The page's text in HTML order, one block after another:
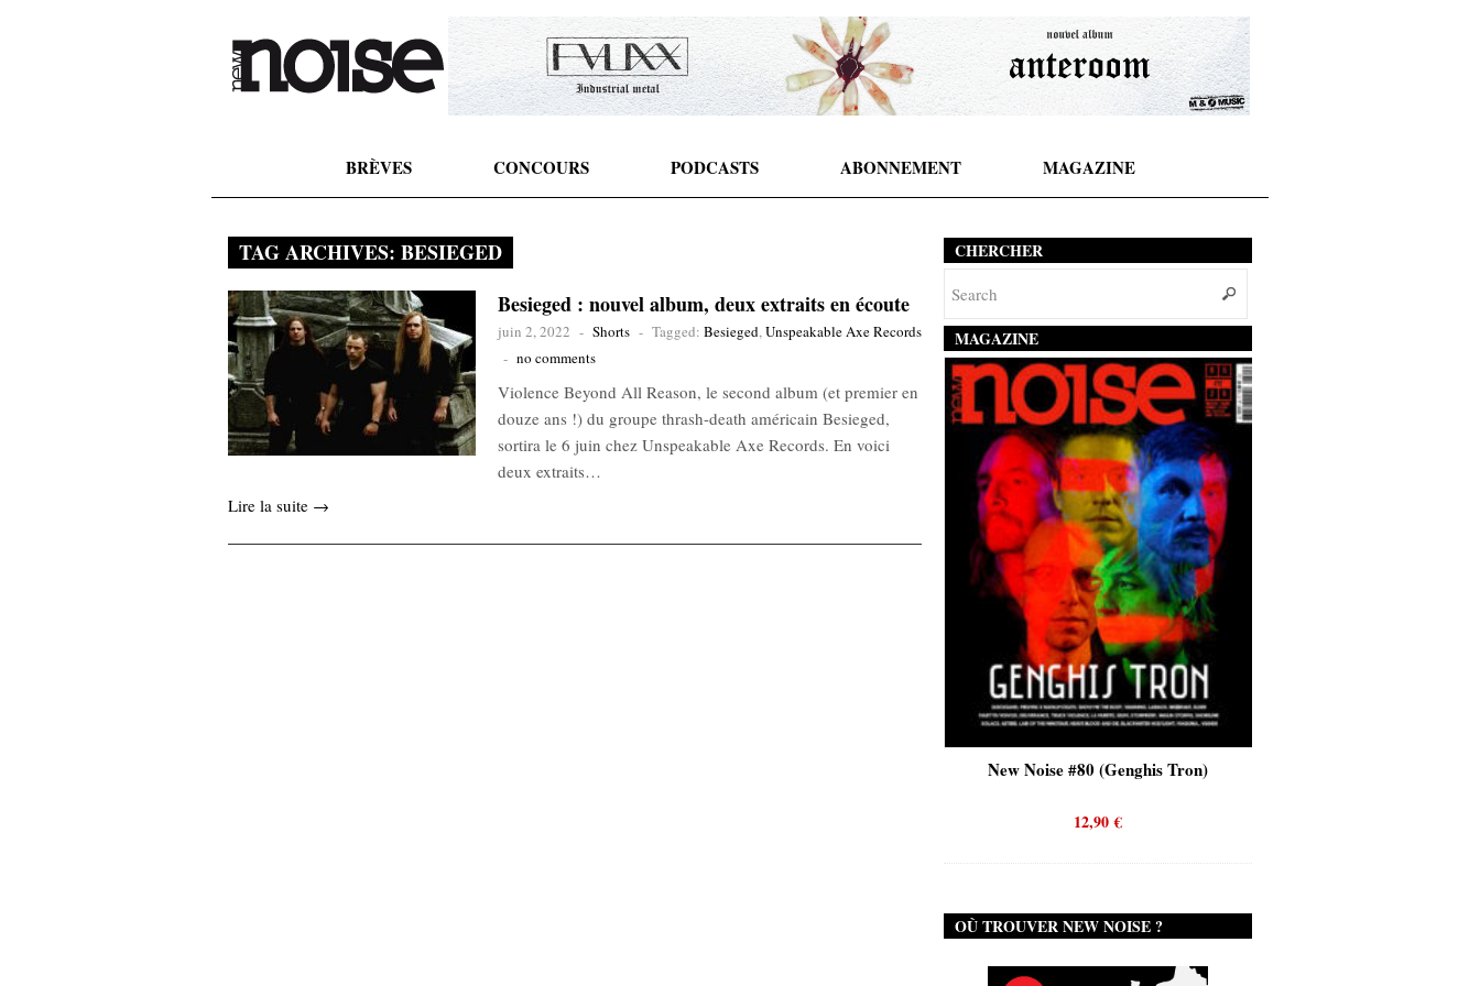
BRÈVES CONCOURS PODCASTS ABONNEMENT MAGAZINE
TAG ARCHIVES: BESIEGED
Besieged : nouvel album, deux extraits en écoute
juin 2, 2022 - Shorts - Tagged: Besieged,Unspeakable Axe Records
- no comments
Violence Beyond All Reason, le second album (et premier en
douze ans !) du groupe thrash-death américain Besieged,
sortira le 6 juin chez Unspeakable Axe Records. En voici
deux extraits…
Lire la suite →
CHERCHER
MAGAZINE
New Noise #80 (Genghis Tron)
12,90€
OÙ TROUVER NEW NOISE ?